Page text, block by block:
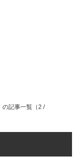
の記事一覧（2 /